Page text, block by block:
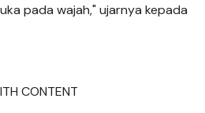
pada wajah," ujarnya kepada
CONTENT